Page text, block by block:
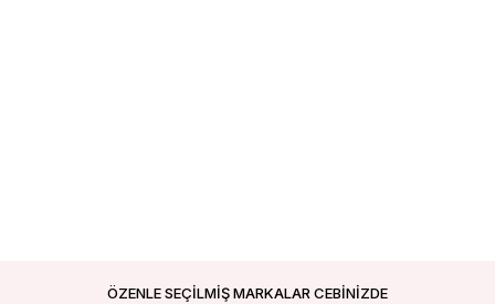
ÖZENLE SEÇİLMİŞ MARKALAR CEBİNİZDE